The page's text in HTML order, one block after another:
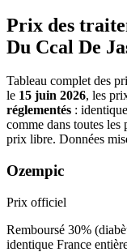
Prix des
Du Ccal De
Tableau complet des
le 15 juin 2026, les
réglementés :
comme dans toutes les
prix libre. Données
Ozempic
Prix officiel
Remboursé 30%
identique France